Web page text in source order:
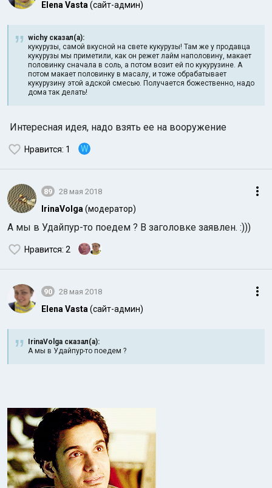
Elena Vasta (сайт-админ)
wichy сказал(а):
кукурузы, самой вкусной на свете кукурузы! Там же у продавца
кукурузы мы приметили, как он режет лайм наполовину, макает
половинку сначала в соль, а потом возит ей по кукурузине. А
потом макает половинку в масалу, и тоже обрабатывает
кукурузину этой адской смесью. Получается божественно, надо
дома так делать!
Интересная идея, надо взять ее на вооружение
Нравится: 1 W
89 28 мая 2018
IrinaVolga (модератор)
А мы в Удайпур-то поедем ? В заголовке заявлен. :)))
Нравится: 2
90 28 мая 2018
Elena Vasta (сайт-админ)
IrinaVolga сказал(а):
А мы в Удайпур-то поедем ?